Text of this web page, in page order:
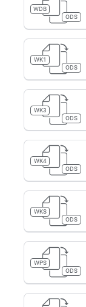
WDB
ODS
WK1
ODS
WK3
ODS
WK4
ODS
WKS
ODS
WPS
ODS